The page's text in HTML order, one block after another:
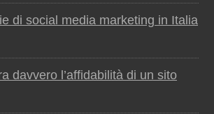
di social media marketing in Italia
davvero l’affidabilità di un sito